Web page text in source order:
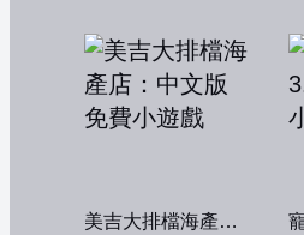
美吉大排檔海產店：中文版